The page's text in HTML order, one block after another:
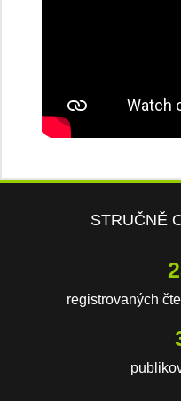
STRUČNĚ
registrovaných